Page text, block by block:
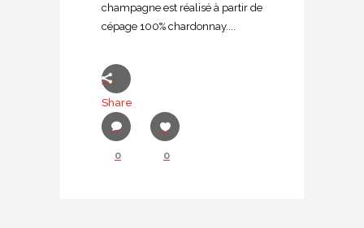
champagne est réalisé à partir de
cépage 100% chardonnay....
Share
0 0